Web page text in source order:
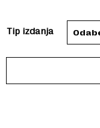
Tip izdanja